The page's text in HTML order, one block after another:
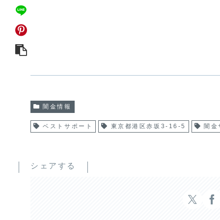
闇金情報
ベストサポート 東京都港区赤坂3-16-5 闇金
シェアする